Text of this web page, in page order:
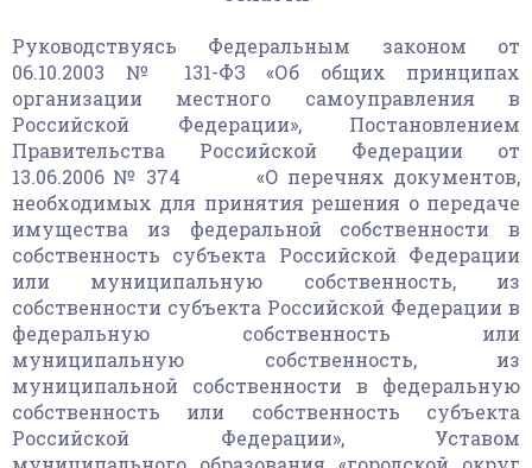
Руководствуясь Федеральным законом от
06.10.2003 № 131-ФЗ «Об общих принципах
организации местного самоуправления в
Российской Федерации», Постановлением
Правительства Российской Федерации от
13.06.2006 № 374 «О перечнях документов,
необходимых для принятия решения о передаче
имущества из федеральной собственности в
собственность субъекта Российской Федерации
или муниципальную собственность, из
собственности субъекта Российской Федерации в
федеральную собственность или
муниципальную собственность, из
муниципальной собственности в федеральную
собственность или собственность субъекта
Российской Федерации», Уставом